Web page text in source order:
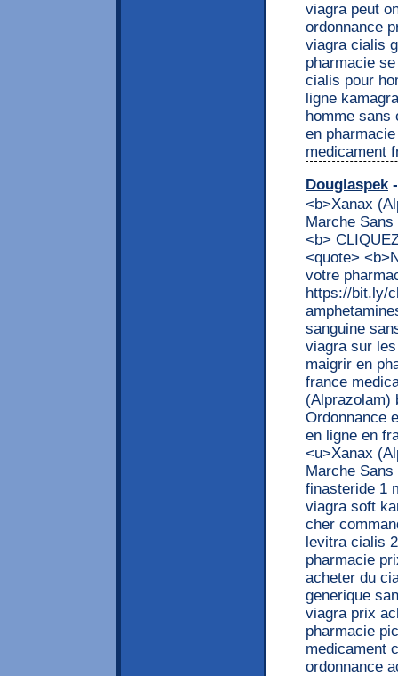
viagra peut
ordonnance
viagra cialis
pharmacie
cialis pour
ligne
homme sans
en
medicament
Douglaspek-
<b>Xanax
Marche
<b>
<quote>
votre
https://bit.ly/
sanguine
viagra sur
maigrir en
france
(Alprazolam)
Ordonnance
en ligne en
<u>Xanax
Marche
finasteride 1
viagra soft
cher
levitra cialis
pharmacie
acheter du
generique
viagra prix
pharmacie
medicament
ordonnance